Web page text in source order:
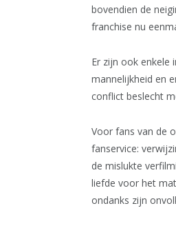
bovendien de
franchise nu
Er zijn ook enkele
mannelijkheid en
conflict beslecht
Voor fans van de
fanservice:
de mislukte
liefde voor het
ondanks zijn